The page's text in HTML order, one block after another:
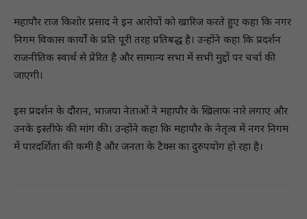
महापौर राज किशोर प्रसाद ने इन आरोपों को खारिज करते हुए कहा कि नगर
निगम विकास कार्यों के प्रति पूरी तरह प्रतिबद्ध है। उन्होंने कहा कि प्रदर्शन
राजनीतिक स्वार्थ से प्रेरित है और सामान्य सभा में सभी मुद्दों पर चर्चा की
जाएगी।
इस प्रदर्शन के दौरान, भाजपा नेताओं ने महापौर के खिलाफ नारे लगाए और
उनके इस्तीफे की मांग की। उन्होंने कहा कि महापौर के नेतृत्व में नगर निगम
में पारदर्शिता की कमी है और जनता के टैक्स का दुरुपयोग हो रहा है।